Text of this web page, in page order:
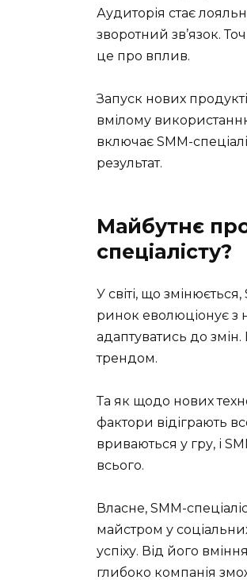
Аудиторія стає
зворотний зв’язок.
це про вплив.
Запуск нових
вмілому
включає SMM-
результат.
Майбутнє
спеціалісту?
У світі, що
ринок еволюціонує з
адаптуватись до змін.
трендом.
Та як щодо нових
фактори відіграють
вриваються у гру, і
всього.
Власне, SMM-
майстром у
успіху. Від його
глибоко компанія